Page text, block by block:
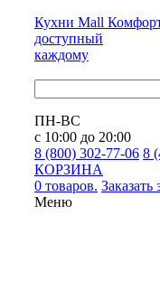
Кухни Mall
доступный
каждому
ПН-ВС
с 10:00 до 20:00
8 (800) 302-77-06 8
КОРЗИНА
0 товаров. Заказать
Меню